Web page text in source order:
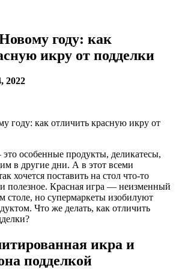
году: как
икру от подделки
2022
особенные продукты, деликатесы,
в другие дни. А в этот всеми
хочется поставить на стол что-то
полезное. Красная игра — неизменный
столе, но супермаркеты изобилуют
Что же делать, как отличить
икра и
подделкой